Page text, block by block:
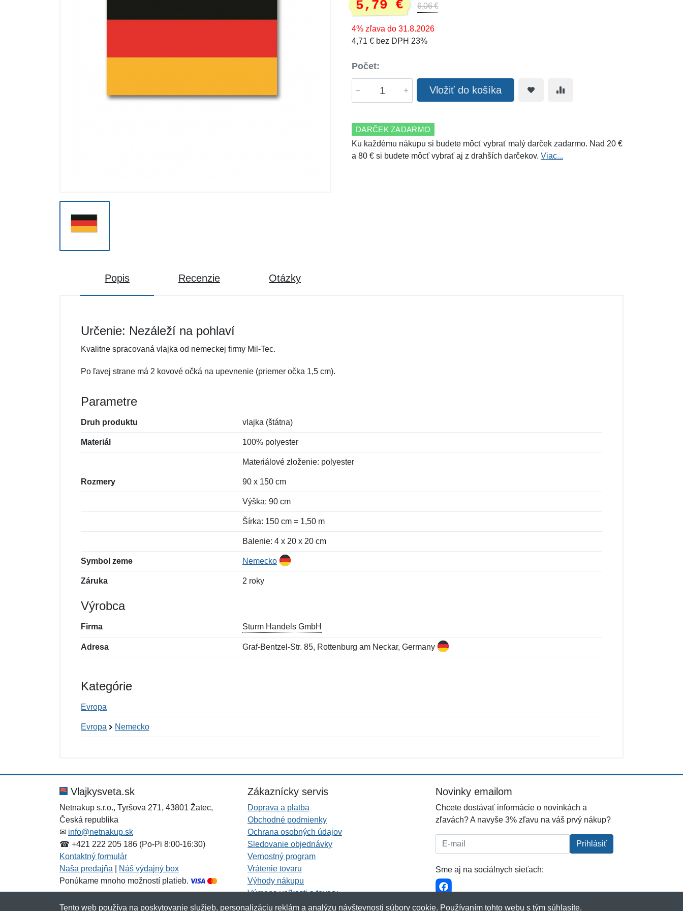
5,79 € 6,06 €
4% zľava do 31.8.2026
4,71 € bez DPH 23%
Počet:
Vložiť do košíka
DARČEK ZADARMO
Ku každému nákupu si budete môcť vybrať malý darček zadarmo. Nad 20 €
a 80 € si budete môcť vybrať aj z drahších darčekov. Viac...
Popis Recenzie Otázky
Určenie: Nezáleží na pohlaví
Kvalitne spracovaná vlajka od nemeckej firmy Mil-Tec.
Po ľavej strane má 2 kovové očká na upevnenie (priemer očka 1,5 cm).
Parametre
Druh produktu vlajka (štátna)
Materiál 100% polyester
Materiálové zloženie: polyester
Rozmery 90 x 150 cm
Výška: 90 cm
Šírka: 150 cm = 1,50 m
Balenie: 4 x 20 x 20 cm
Symbol zeme Nemecko
Záruka 2 roky
Výrobca
Firma Sturm Handels GmbH
Adresa Graf-Bentzel-Str. 85, Rottenburg am Neckar, Germany
Kategórie
Evropa
Evropa Nemecko
Správa*
Správa*
Vlajkysveta.sk
Netnakup s.r.o., Tyršova 271, 43801 Žatec,
Česká republika
✉ info@netnakup.sk
☎ +421 222 205 186 (Po-Pi 8:00-16:30)
Kontaktný formulár
Naša predajňa
Náš výdajný box
Ponúkame mnoho možností platieb.
Zákaznícky servis
Doprava a platba
Obchodné podmienky
Ochrana osobných údajov
Sledovanie objednávky
Vernostný program
Vrátenie tovaru
Výhody nákupu
Výmena veľkosti a tovaru
Viac informácií...
Novinky emailom
Chcete dostávať informácie o novinkách a
zľavách? A navyše 3% zľavu na váš prvý nákup?
E-mail: Prihlásiť
Sme aj na sociálnych sieťach:
Tento web používa na poskytovanie služieb, personalizáciu reklám a analýzu návštevnosti súbory cookie. Používaním tohto webu s tým súhlasíte.